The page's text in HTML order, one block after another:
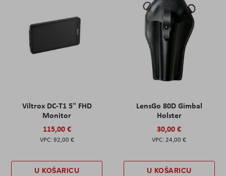
Viltrox DC-T1 5" FHD
Monitor
115,00 €
92,00 €
U KOŠARICU
LensGo 80D Gimbal
Holster
30,00 €
24,00 €
U KOŠARICU